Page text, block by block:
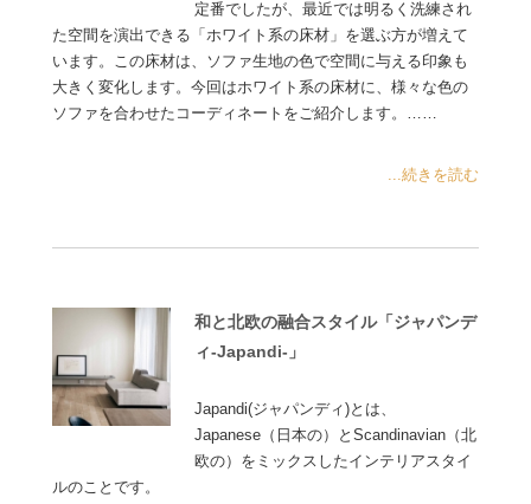
定番でしたが、最近では明るく洗練され
た空間を演出できる「ホワイト系の床材」を選ぶ方が増えて
います。この床材は、ソファ生地の色で空間に与える印象も
大きく変化します。今回はホワイト系の床材に、様々な色の
ソファを合わせたコーディネートをご紹介します。……
...続きを読む
和と北欧の融合スタイル「ジャパンデ
ィ-Japandi-」
Japandi(ジャパンディ)とは、
Japanese（日本の）とScandinavian（北
欧の）をミックスしたインテリアスタイ
ルのことです。